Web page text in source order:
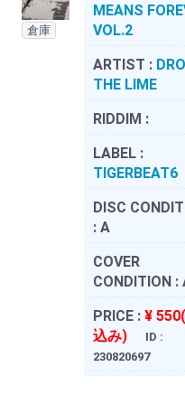
倉庫
MEANS
VOL.2
ARTIST :
THE LIME
RIDDIM :
LABEL :
TIGERBEAT6
DISC
: A
COVER
CONDITION :
PRICE : ¥
込み)
ID :
230820697